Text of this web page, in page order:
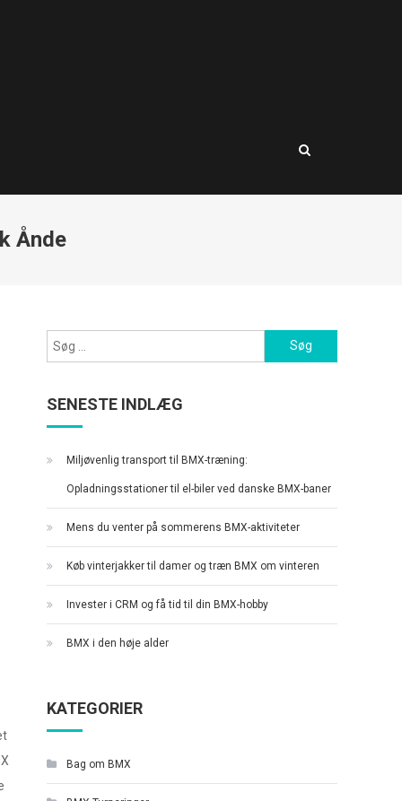
Ånde
efter:
SENESTE INDLÆG
Miljøvenlig transport til BMX-træning:
Opladningsstationer til el-biler ved danske BMX-baner
Mens du venter på sommerens BMX-aktiviteter
Køb vinterjakker til damer og træn BMX om vinteren
Invester i CRM og få tid til din BMX-hobby
BMX i den høje alder
KATEGORIER
Bag om BMX